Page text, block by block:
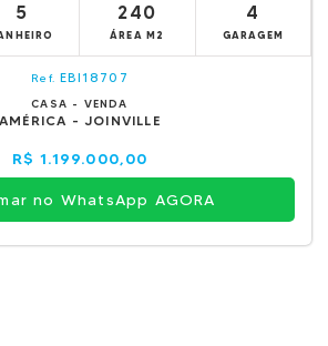
5 240
ÁREA M2
4
GARAGEM
Ref. EBI18707
CASA - VENDA
AMÉRICA - JOINVILLE
R$ 1.199.000,00
no WhatsApp AGORA